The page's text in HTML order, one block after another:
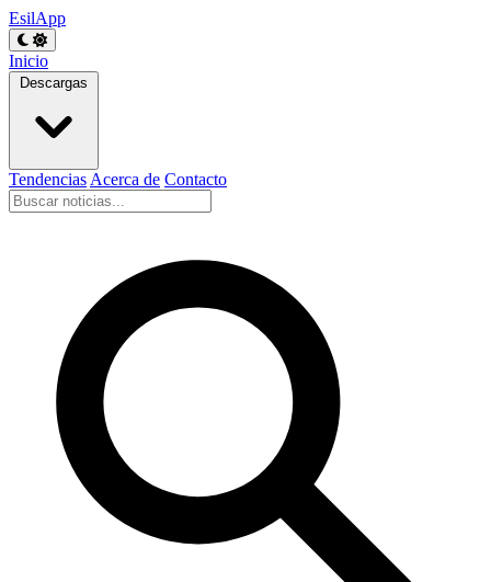
EsilApp
Inicio
Descargas
Tendencias Acerca de Contacto